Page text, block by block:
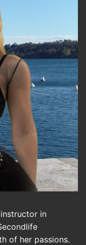
in
of her passions.